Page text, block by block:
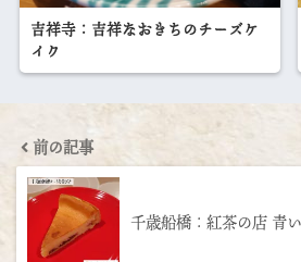
吉祥寺：吉祥なおきちのチーズケ
イク
前の記事
千歳船橋：紅茶の店 青